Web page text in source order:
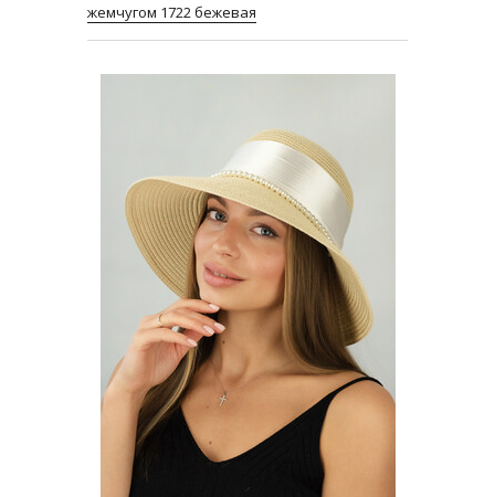
жемчугом 1722 бежевая